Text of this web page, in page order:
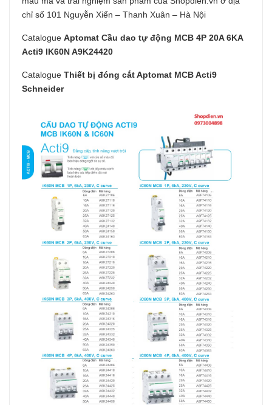
chỉ số 101 Nguyễn Xiển – Thanh Xuân – Hà Nội
Catalogue Aptomat Cầu dao tự động MCB 4P 20A 6KA
Acti9 IK60N A9K24420
Catalogue Thiết bị đóng cắt Aptomat MCB Acti9
Schneider